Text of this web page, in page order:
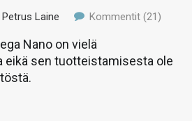
Petrus Laine Kommentit (21)
Nano on vielä
eikä sen tuotteistamisesta ole